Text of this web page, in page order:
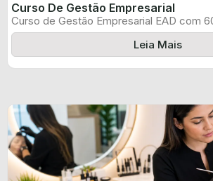
Curso De Gestão Empresarial
Curso de Gestão Empresarial EAD com
certificado informado pelo produtor e ...
Leia Mais